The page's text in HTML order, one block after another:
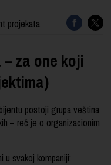
projekata
za one koji
postoji grupa veština
– reč je o organizacionim
u svakoj kompaniji: